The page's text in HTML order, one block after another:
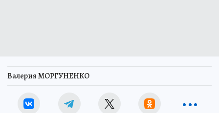
Валерия МОРГУНЕНКО